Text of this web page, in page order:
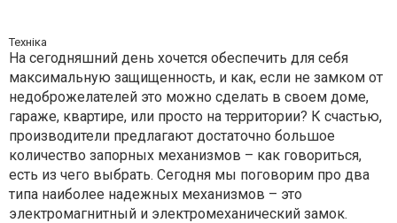
Техніка
На сегодняшний день хочется обеспечить для себя
максимальную защищенность, и как, если не замком от
недоброжелателей это можно сделать в своем доме,
гараже, квартире, или просто на территории? К счастью,
производители предлагают достаточно большое
количество запорных механизмов – как говориться,
есть из чего выбрать. Сегодня мы поговорим про два
типа наиболее надежных механизмов – это
электромагнитный и электромеханический замок.